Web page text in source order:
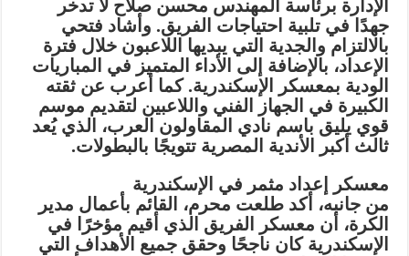
الإدارة برئاسة المهندس محسن صلاح لا تدخر
جهدًا في تلبية احتياجات الفريق. وأشاد فتحي
بالالتزام والجدية التي يبديها اللاعبون خلال فترة
الإعداد، بالإضافة إلى الأداء المتميز في المباريات
الودية بمعسكر الإسكندرية. كما أعرب عن ثقته
الكبيرة في الجهاز الفني واللاعبين لتقديم موسم
قوي يليق باسم نادي المقاولون العرب، الذي يُعد
ثالث أكبر الأندية المصرية تتويجًا بالبطولات.
معسكر إعداد مثمر في الإسكندرية
من جانبه، أكد طلعت محرم، القائم بأعمال مدير
الكرة، أن معسكر الفريق الذي أقيم مؤخرًا في
الإسكندرية كان ناجحًا وحقق جميع الأهداف التي